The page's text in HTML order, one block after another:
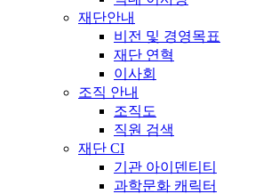
재단안내
비전 및 경영목표
재단 연혁
이사회
조직 안내
조직도
직원 검색
재단 CI
기관 아이덴티티
과학문화 캐릭터